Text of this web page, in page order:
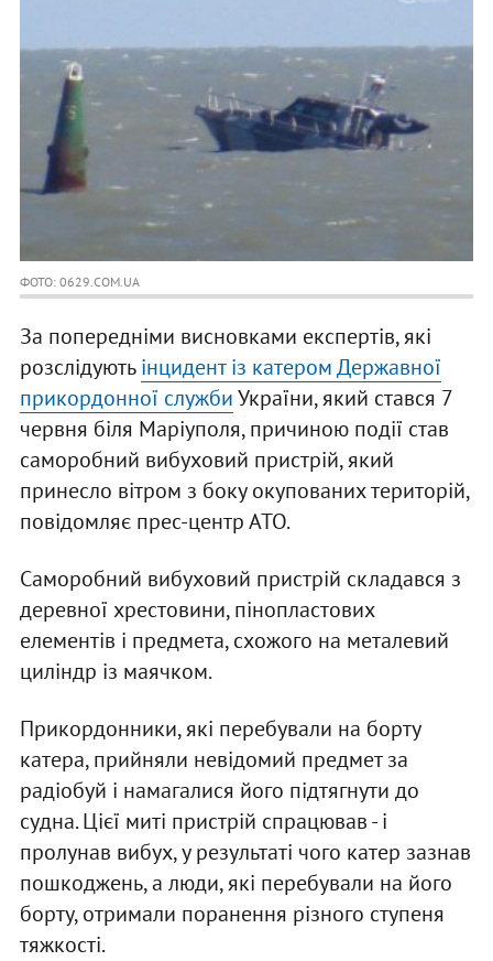
ФОТО: 0629.COM.UA
За попередніми висновками експертів, які
розслідуютьінцидент із катером Державної
прикордонної службиУкраїни, який стався 7
червня біля Маріуполя, причиною події став
саморобний вибуховий пристрій, який
принесло вітром з боку окупованих територій,
повідомляє прес-центр АТО.
Саморобний вибуховий пристрій складався з
деревної хрестовини, пінопластових
елементів і предмета, схожого на металевий
циліндр із маячком.
Прикордонники, які перебували на борту
катера, прийняли невідомий предмет за
радіобуй і намагалися його підтягнути до
судна. Цієї миті пристрій спрацював - і
пролунав вибух, у результаті чого катер зазнав
пошкоджень, а люди, які перебували на його
борту, отримали поранення різного ступеня
тяжкості.